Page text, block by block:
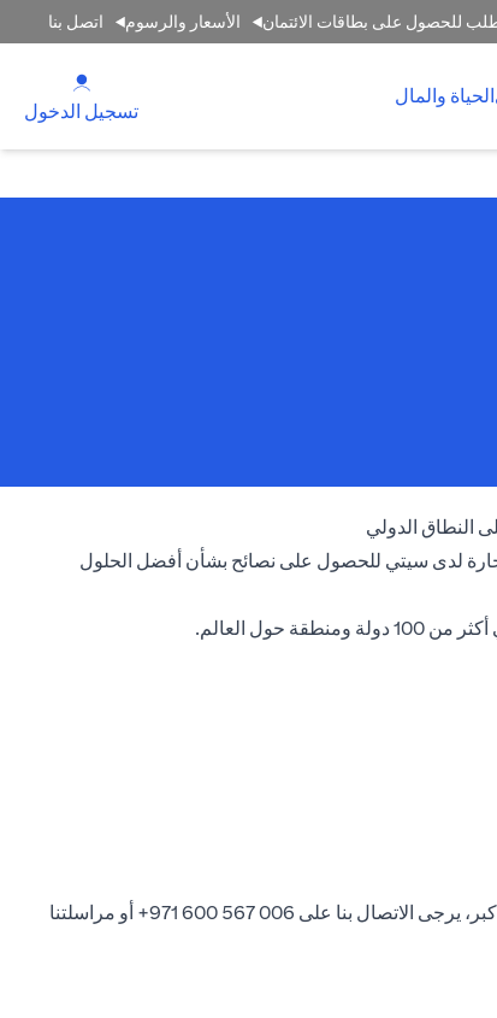
للحصول على بطاقات الائتمان الأسعار والرسوم اتصل بنا
الحياة والمال
تسجيل الدخول
النطاق الدولي
لدى سيتي للحصول على نصائح بشأن أفضل الحلول
للاستفادة من الإمكانات المحلية والدولية لخدمات سيتي بنك التجارية، وتنمية أعمالك بشكل أكبر، يرجى الاتصال بنا على 971 600 567 006+ أو مراسلتنا